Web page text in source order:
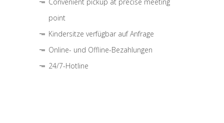
point
Kindersitze verfügbar auf Anfrage
Online- und Offline-Bezahlungen
24/7-Hotline